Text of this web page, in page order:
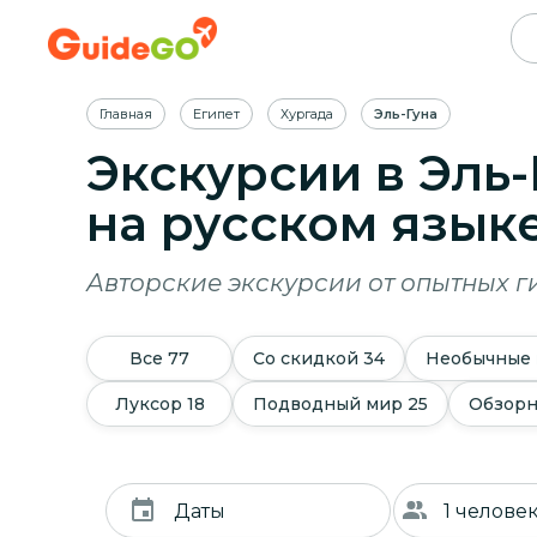
Главная Египет Хургада Эль-Гуна
Экскурсии в
на русском
Авторские экскурсии от опытных
Все 77 Со скидкой 34 Необычные
Луксор 18 Подводный мир 25
Даты